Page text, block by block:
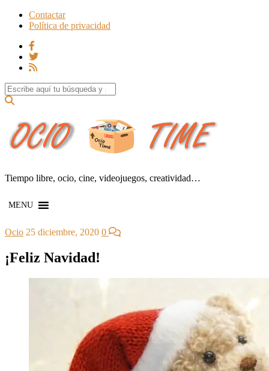
Contactar
Política de privacidad
Search for:
Tiempo libre, ocio, cine, videojuegos, creatividad…
MENU
Ocio 25 diciembre, 2020 0
¡Feliz Navidad!